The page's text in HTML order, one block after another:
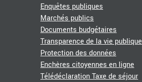
Enquêtes publiques
Marchés publics
Documents budgétaires
Transparence de la vie publique
Protection des données
Enchères citoyennes en ligne
Télédéclaration Taxe de séjour